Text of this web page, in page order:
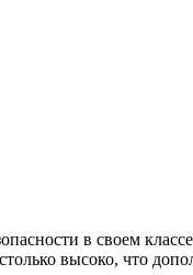
в своем
высоко, что